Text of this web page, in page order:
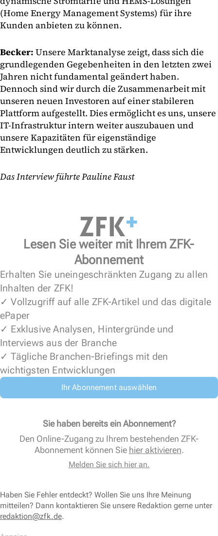
(Home Energy Management Systems) für ihre
Kunden anbieten zu können.
Becker: Unsere Marktanalyse zeigt, dass sich die
grundlegenden Gegebenheiten in den letzten zwei
Jahren nicht fundamental geändert haben.
Dennoch sind wir durch die Zusammenarbeit mit
unseren neuen Investoren auf einer stabileren
Plattform aufgestellt. Dies ermöglicht es uns, unsere
IT-Infrastruktur intern weiter auszubauen und
unsere Kapazitäten für eigenständige
Entwicklungen deutlich zu stärken.
Das Interview führte Pauline Faust
Lesen Sie weiter mit Ihrem ZFK-
Abonnement
Erhalten Sie uneingeschränkten Zugang zu allen
Inhalten der ZFK!
✓ Vollzugriff auf alle ZFK-Artikel und das digitale
ePaper
✓ Exklusive Analysen, Hintergründe und
Interviews aus der Branche
✓ Tägliche Branchen-Briefings mit den
wichtigsten Entwicklungen
Ihr Abonnement auswählen
Sie haben bereits ein Abonnement?
Den Online-Zugang zu Ihrem bestehenden ZFK-
Abonnement können Sie hier aktivieren.
Melden Sie sich hier an.
Haben Sie Fehler entdeckt? Wollen Sie uns Ihre Meinung
mitteilen? Dann kontaktieren Sie unsere Redaktion gerne unter
redaktion@zfk.de.